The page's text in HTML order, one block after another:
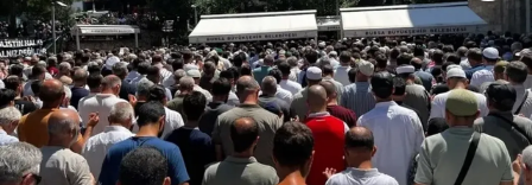
Siyaset
Spor
Türkiye